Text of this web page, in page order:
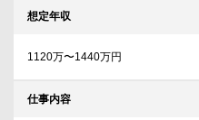
想定年収
1120万〜1440万円
仕事内容